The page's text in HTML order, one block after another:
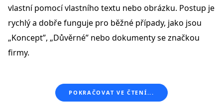
vlastní pomocí vlastního textu nebo obrázku. Postup je
rychlý a dobře funguje pro běžné případy, jako jsou
„Koncept”, „Důvěrné” nebo dokumenty se značkou
firmy.
POKRAČOVAT VE ČTENÍ...